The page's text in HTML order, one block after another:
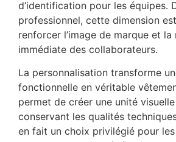
d’identification pour les équipes.
professionnel, cette dimension
renforcer l’image de marque et la
immédiate des collaborateurs.
La personnalisation transforme
fonctionnelle en véritable
permet de créer une unité
conservant les qualités
en fait un choix privilégié pour